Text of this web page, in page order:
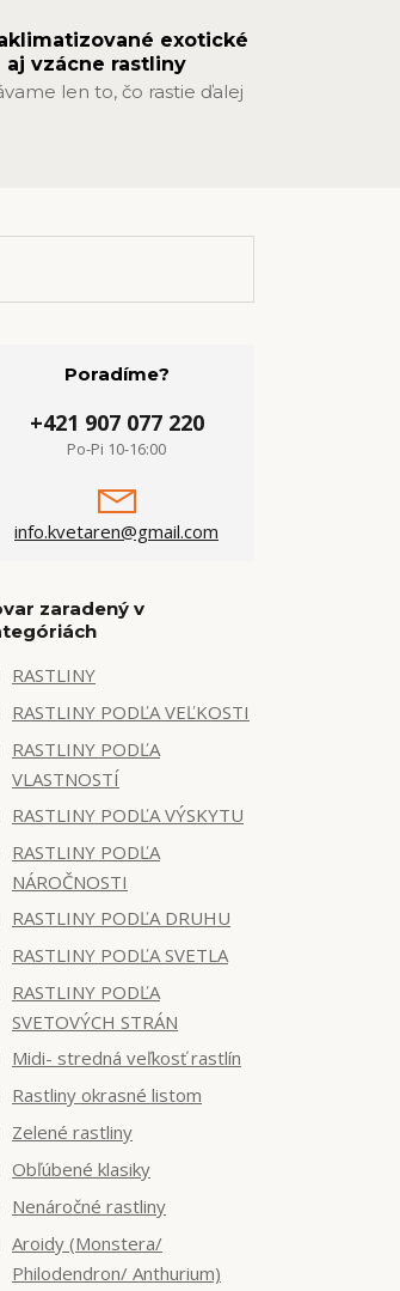
exotické
aj vzácne rastliny
len to, čo rastie ďalej
Poradíme?
+421 907 077 220
Po-Pi 10-16:00
info.kvetaren@gmail.com
zaradený v
RASTLINY
RASTLINY PODĽA VEĽKOSTI
RASTLINY PODĽA
VLASTNOSTÍ
RASTLINY PODĽA VÝSKYTU
RASTLINY PODĽA
NÁROČNOSTI
RASTLINY PODĽA DRUHU
RASTLINY PODĽA SVETLA
RASTLINY PODĽA
SVETOVÝCH STRÁN
Midi- stredná veľkosť rastlín
Rastliny okrasné listom
Zelené rastliny
Obľúbené klasiky
Nenáročné rastliny
Aroidy (Monstera/
Philodendron/ Anthurium)